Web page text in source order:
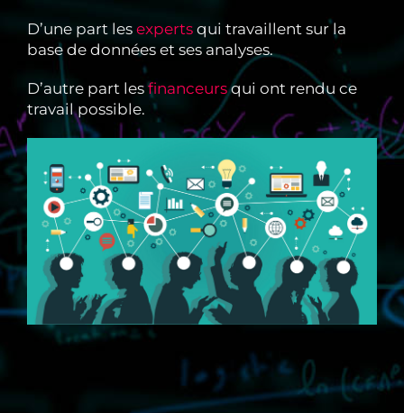
D’une part les experts qui travaillent sur la
base de données et ses analyses.
D’autre part les financeursqui ont rendu ce
travail possible.